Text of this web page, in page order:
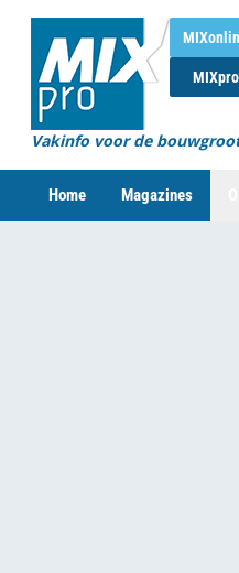
MIXpro
Vakinfo voor de
Home Magazines